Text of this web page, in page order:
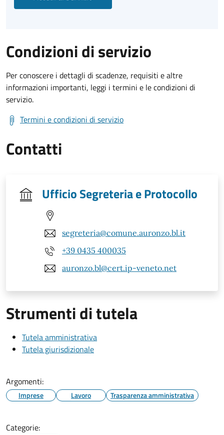
Condizioni di servizio
Per conoscere i dettagli di scadenze, requisiti e altre
informazioni importanti, leggi i termini e le condizioni di
servizio.
Termini e condizioni di servizio
Contatti
Ufficio Segreteria e Protocollo
segreteria@comune.auronzo.bl.it
+39 0435 400035
auronzo.bl@cert.ip-veneto.net
Strumenti di tutela
Tutela amministrativa
Tutela giurisdizionale
Argomenti:
Imprese Lavoro Trasparenza amministrativa
Categorie: